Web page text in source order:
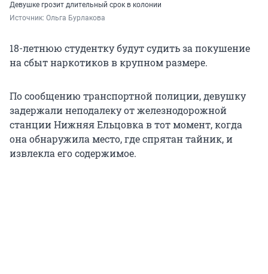
Девушке грозит длительный срок в колонии
Источник: Ольга Бурлакова
18-летнюю студентку будут судить за покушение
на сбыт наркотиков в крупном размере.
По сообщению транспортной полиции, девушку
задержали неподалеку от железнодорожной
станции Нижняя Ельцовка в тот момент, когда
она обнаружила место, где спрятан тайник, и
извлекла его содержимое.